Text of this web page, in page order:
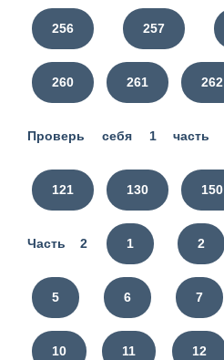
256 257
260 261 262
Проверь себя 1 часть
121 130 150
Часть 2 1 2
5 6 7
10 11 12